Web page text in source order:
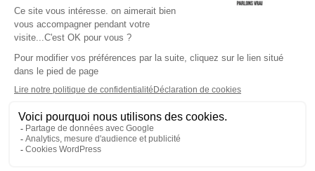
L'application Iphone / Android
Téléchargez l'application
Les cookies
Gestion des cookies
Crédit photos : ©Sud Radio / Pierre Olivier